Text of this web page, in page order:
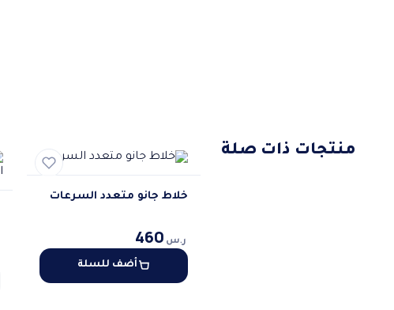
منتجات ذات صلة
خلاط جانو متعدد السرعات
ر.س 460
أضف للسلة